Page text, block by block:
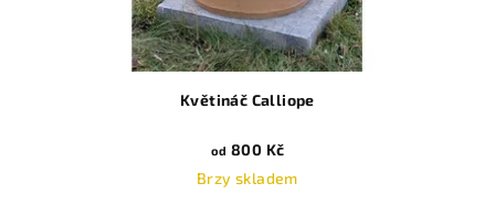
Květináč Calliope
od 800 Kč
Brzy skladem